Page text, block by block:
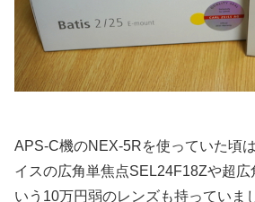
APS-C機のNEX-5Rを使っていた頃
イスの広角単焦点SEL24F18Zや超広
いう10万円弱のレンズも持っていま